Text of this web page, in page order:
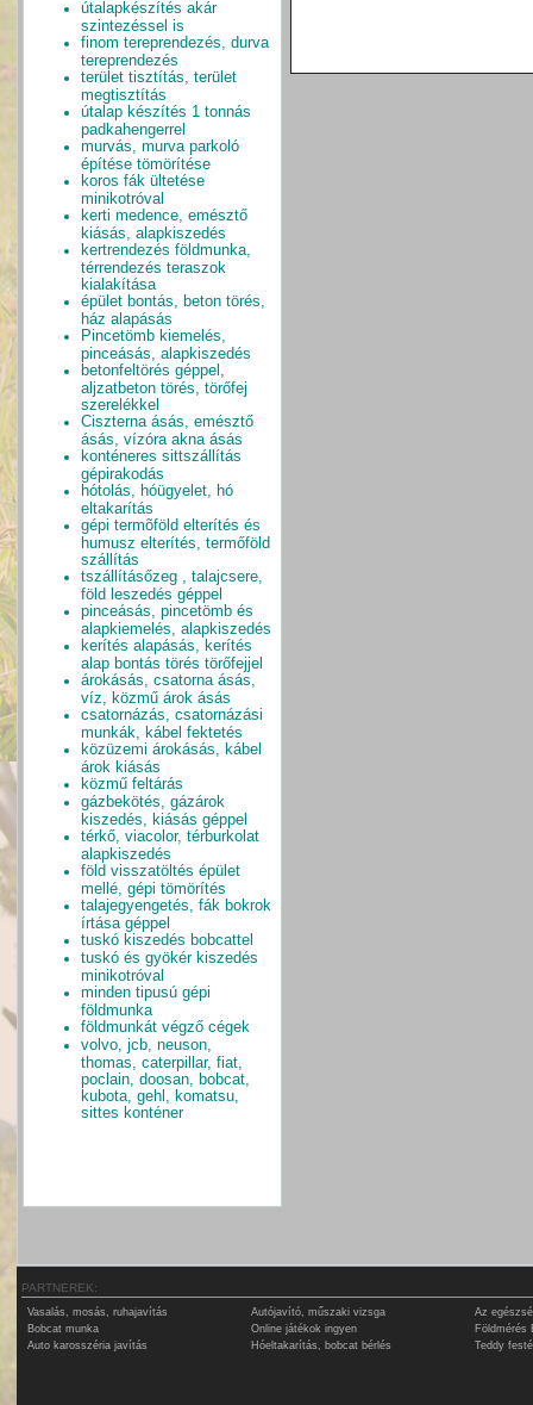
útalapkészítés akár
szintezéssel is
finom tereprendezés, durva
tereprendezés
terület tisztítás, terület
megtisztítás
útalap készítés 1 tonnás
padkahengerrel
murvás, murva parkoló
építése tömörítése
koros fák ültetése
minikotróval
kerti medence, emésztő
kiásás, alapkiszedés
kertrendezés földmunka,
térrendezés teraszok
kialakítása
épület bontás, beton törés,
ház alapásás
Pincetömb kiemelés,
pinceásás, alapkiszedés
betonfeltörés géppel,
aljzatbeton törés, törőfej
szerelékkel
Ciszterna ásás, emésztő
ásás, vízóra akna ásás
konténeres sittszállítás
gépirakodás
hótolás, hóügyelet, hó
eltakarítás
gépi termõföld elterítés és
humusz elterítés, termőföld
szállítás
tszállításőzeg , talajcsere,
föld leszedés géppel
pinceásás, pincetömb és
alapkiemelés, alapkiszedés
kerítés alapásás, kerítés
alap bontás törés törőfejjel
árokásás, csatorna ásás,
víz, közmű árok ásás
csatornázás, csatornázási
munkák, kábel fektetés
közüzemi árokásás, kábel
árok kiásás
közmű feltárás
gázbekötés, gázárok
kiszedés, kiásás géppel
térkő, viacolor, térburkolat
alapkiszedés
föld visszatöltés épület
mellé, gépi tömörítés
talajegyengetés, fák bokrok
írtása géppel
tuskó kiszedés bobcattel
tuskó és gyökér kiszedés
minikotróval
minden tipusú gépi
földmunka
földmunkát végző cégek
volvo, jcb, neuson,
thomas, caterpillar, fiat,
poclain, doosan, bobcat,
kubota, gehl, komatsu,
sittes konténer
PARTNEREK:
Vasalás, mosás, ruhajavítás Autójavító, műszaki vizsga
Az
Bobcat munka
Online játékok ingyen
Földmérés
Auto karosszéria javítás
Hóeltakarítás, bobcat bérlés Teddy